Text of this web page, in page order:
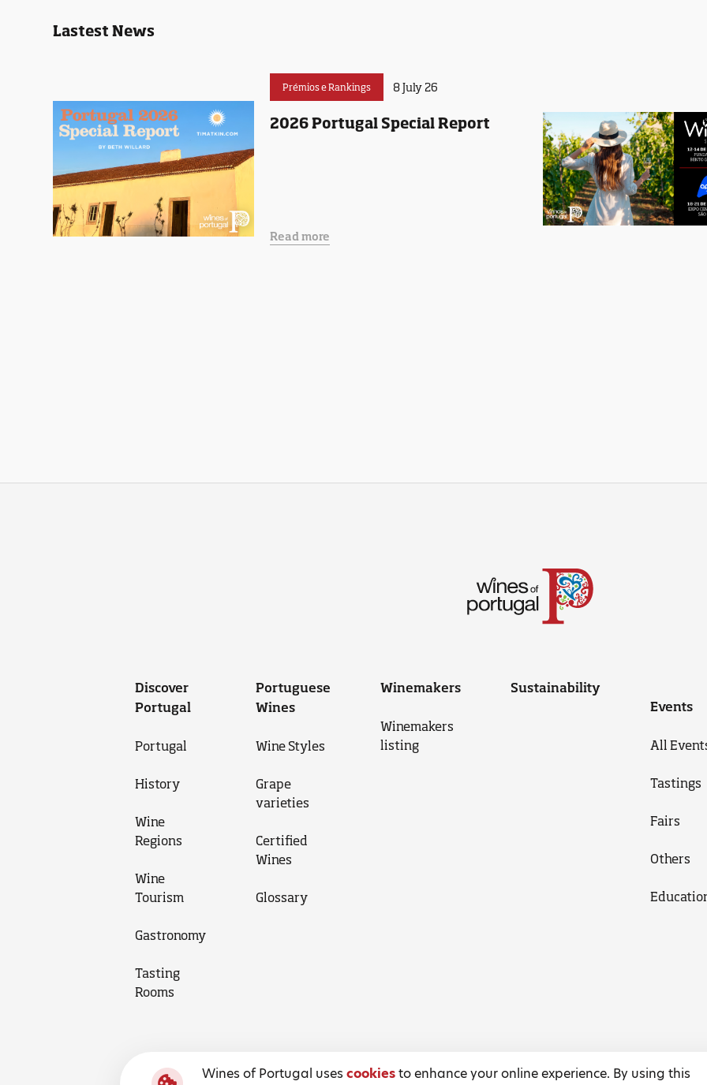
Lastest News
Prémios e Rankings 8 July 26
2026 Portugal Special Report
Read more
Wines of Portugal uses cookiesto enhance your online experience. By using this
Discover
Portugal
Portugal
History
Wine
Regions
Wine
Tourism
Gastronomy
Tasting
Rooms
Portuguese
Wines
Wine Styles
Grape
varieties
Certified
Wines
Glossary
Winemakers
Winemakers
listing
Sustainability
Events
All
Tastings
Fairs
Others